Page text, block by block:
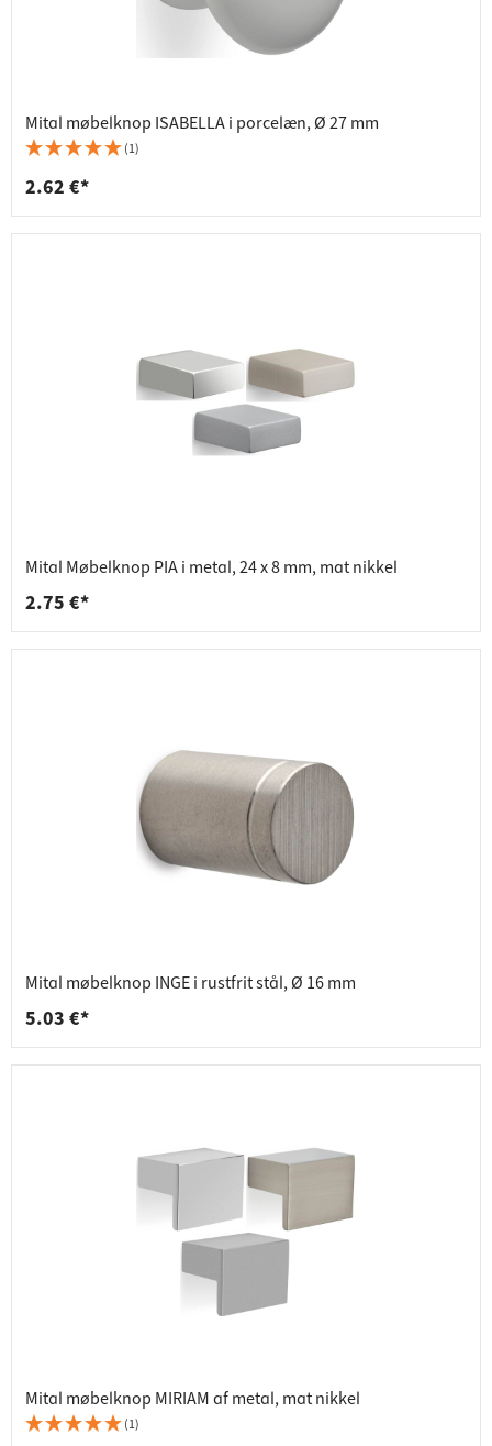
Mital møbelknop ISABELLA i porcelæn, Ø 27 mm
(1)
2.62 €*
Mital Møbelknop PIA i metal, 24 x 8 mm, mat nikkel
2.75 €*
Mital møbelknop INGE i rustfrit stål, Ø 16 mm
5.03 €*
Mital møbelknop MIRIAM af metal, mat nikkel
(1)